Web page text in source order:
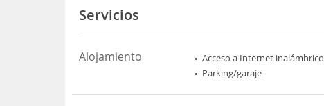
Servicios
Alojamiento Acceso a Internet inalámbrico
Parking/garaje